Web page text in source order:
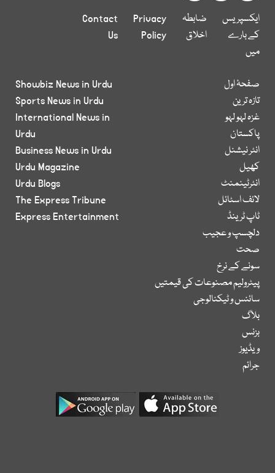
ایکسپریس
کے بارے
میں
ضابطہ
اخلاق
Privacy
Policy
Contact
Us
صفحۂ اول
تازہ ترین
غزہ لہو لہو
پاکستان
انٹر نیشنل
کھیل
انٹرٹینمنٹ
لائف اسٹائل
ٹاپ ٹرینڈ
دلچسپ و عجیب
صحت
سونے کے نرخ
پیٹرولیم مصنوعات کی قیمتیں
سائنس و ٹیکنالوجی
بلاگ
بزنس
ویڈیوز
جرائم
Showbiz News in Urdu
Sports News in Urdu
International News in
Urdu
Business News in Urdu
Urdu Magazine
Urdu Blogs
The Express Tribune
Express Entertainment